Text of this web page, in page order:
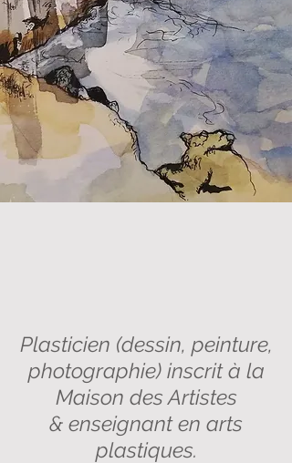
Plasticien (dessin, peinture,
photographie) inscrit à la
Maison des Artistes
& enseignant en arts
plastiques.